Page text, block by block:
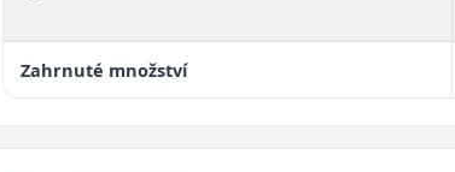
Zahrnuté množství